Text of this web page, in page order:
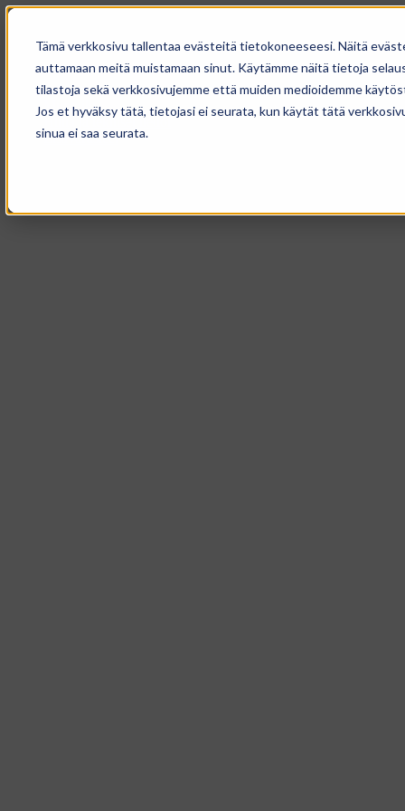
Tämä verkkosivu tallentaa evästeitä tietokoneeseesi. Näitä
auttamaan meitä muistamaan sinut. Käytämme näitä tietoja
tilastoja sekä verkkosivujemme että muiden medioidemme
Jos et hyväksy tätä, tietojasi ei seurata, kun käytät tätä
sinua ei saa seurata.
Solterra
Muotoilu
Hinta ja tekniset tiedot
Lisävarusteet